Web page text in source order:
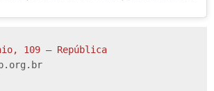
109 – República